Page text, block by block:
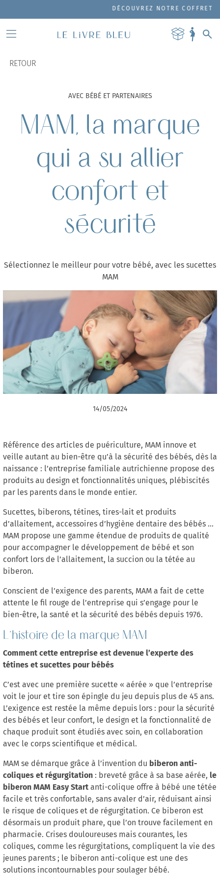
DÉCOUVREZ NOTRE COFFRET DE
RETOUR
AVEC BÉBÉ ET PARTENAIRES
MAM, la marque
qui a su allier
confort et
sécurité
Sélectionnez le meilleur pour votre bébé, avec les sucettes
MAM
14/05/2024
Référence des articles de puériculture, MAM innove et
veille autant au bien-être qu’à la sécurité des bébés, dès la
naissance : l’entreprise familiale autrichienne propose des
produits au design et fonctionnalités uniques, plébiscités
par les parents dans le monde entier.
Sucettes, biberons, tétines, tires-lait et produits
d’allaitement, accessoires d’hygiène dentaire des bébés …
MAM propose une gamme étendue de produits de qualité
pour accompagner le développement de bébé et son
confort lors de l’allaitement, la succion ou la tétée au
biberon.
Conscient de l’exigence des parents, MAM a fait de cette
attente le fil rouge de l’entreprise qui s’engage pour le
bien-être, la santé et la sécurité des bébés depuis 1976.
L’histoire de la marque MAM
Comment cette entreprise est devenue l’experte des
tétines et sucettes pour bébés
C’est avec une première sucette « aérée » que l’entreprise
voit le jour et tire son épingle du jeu depuis plus de 45 ans.
L’exigence est restée la même depuis lors : pour la sécurité
des bébés et leur confort, le design et la fonctionnalité de
chaque produit sont étudiés avec soin, en collaboration
avec le corps scientifique et médical.
MAM se démarque grâce à l’invention du biberon anti-
coliques et régurgitation : breveté grâce à sa base aérée, le
biberon MAM Easy Startanti-colique offre à bébé une tétée
facile et très confortable, sans avaler d’air, réduisant ainsi
le risque de coliques et de régurgitation. Ce biberon est
désormais un produit phare, que l’on trouve facilement en
pharmacie. Crises douloureuses mais courantes, les
coliques, comme les régurgitations, compliquent la vie des
jeunes parents ; le biberon anti-colique est une des
solutions incontournables pour soulager bébé.